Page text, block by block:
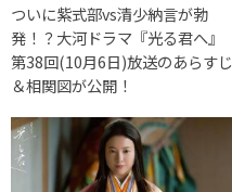
ついに紫式部vs清少納言が勃
発！？大河ドラマ『光る君へ』
第38回(10月6日)放送のあらすじ
＆相関図が公開！